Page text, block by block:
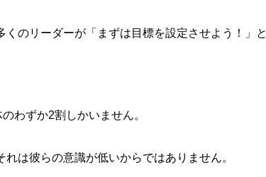
のリーダーが「まずは目標を設定させよう！」と
わずか2割しかいません。
は彼らの意識が低いからではありません。